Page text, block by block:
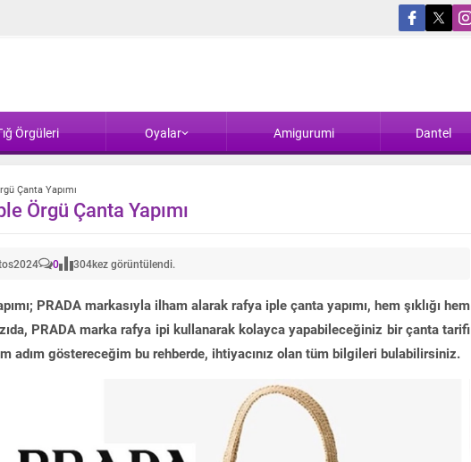
Örgüleri Oyalar Amigurumi Dantel
Çanta Yapımı
Örgü Çanta Yapımı
2024 0 304kez görüntülendi.
PRADA markasıyla ilham alarak rafya iple çanta yapımı, hem şıklığı hem
PRADA marka rafya ipi kullanarak kolayca yapabileceğiniz bir çanta tarifi
adım göstereceğim bu rehberde, ihtiyacınız olan tüm bilgileri bulabilirsiniz.